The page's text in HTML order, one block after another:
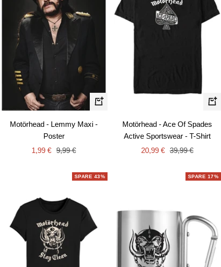
In
Warenkorb
Motörhead - Lemmy Maxi -
Poster
Angebotspreis
1,99 € Regulärer
9,99 €
Motörhead - Ace Of Spades
Active Sportswear - T-Shirt
Angebotspreis
20,99 € Regulärer
39,99 €
SPARE 43% SPARE 17%